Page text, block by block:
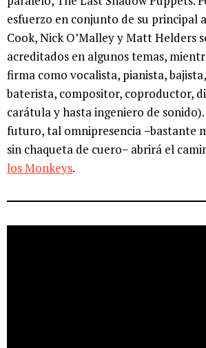
esfuerzo en conjunto de su principal
Cook, Nick O’Malley y Matt Helders
acreditados en algunos temas,
firma como vocalista, pianista,
baterista, compositor, coproductor,
carátula y hasta ingeniero de sonido).
futuro, tal omnipresencia −bastante
sin chaqueta de cuero− abrirá el
los Monkeys.